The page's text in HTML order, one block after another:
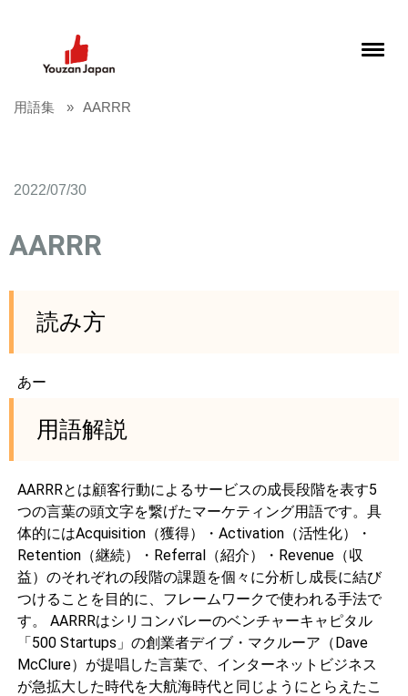
用語集 AARRR
2022/07/30
AARRR
読み方
あー
用語解説
AARRRとは顧客行動によるサービスの成長段階を表す5
つの言葉の頭文字を繋げたマーケティング用語です。具
体的にはAcquisition（獲得）・Activation（活性化）・
Retention（継続）・Referral（紹介）・Revenue（収
益）のそれぞれの段階の課題を個々に分析し成長に結び
つけることを目的に、フレームワークで使われる手法で
す。 AARRRはシリコンバレーのベンチャーキャピタル
「500 Startups」の創業者デイブ・マクルーア（Dave
McClure）が提唱した言葉で、インターネットビジネス
が急拡大した時代を大航海時代と同じようにとらえたこ